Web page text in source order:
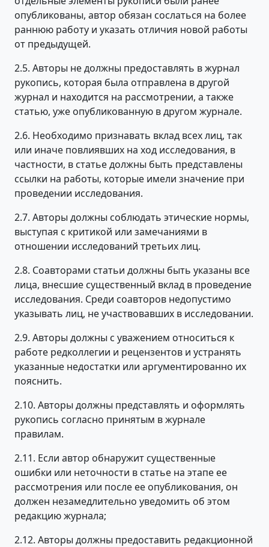
опубликованы, автор обязан сослаться на более
раннюю работу и указать отличия новой работы
от предыдущей.
2.5. Авторы не должны предоставлять в журнал
рукопись, которая была отправлена в другой
журнал и находится на рассмотрении, а также
статью, уже опубликованную в другом журнале.
2.6. Необходимо признавать вклад всех лиц, так
или иначе повлиявших на ход исследования, в
частности, в статье должны быть представлены
ссылки на работы, которые имели значение при
проведении исследования.
2.7. Авторы должны соблюдать этические нормы,
выступая с критикой или замечаниями в
отношении исследований третьих лиц.
2.8. Соавторами статьи должны быть указаны все
лица, внесшие существенный вклад в проведение
исследования. Среди соавторов недопустимо
указывать лиц, не участвовавших в исследовании.
2.9. Авторы должны с уважением относиться к
работе редколлегии и рецензентов и устранять
указанные недостатки или аргументированно их
пояснить.
2.10. Авторы должны представлять и оформлять
рукопись согласно принятым в журнале
правилам.
2.11. Если автор обнаружит существенные
ошибки или неточности в статье на этапе ее
рассмотрения или после ее опубликования, он
должен незамедлительно уведомить об этом
редакцию журнала;
2.12. Авторы должны предоставить редакционной